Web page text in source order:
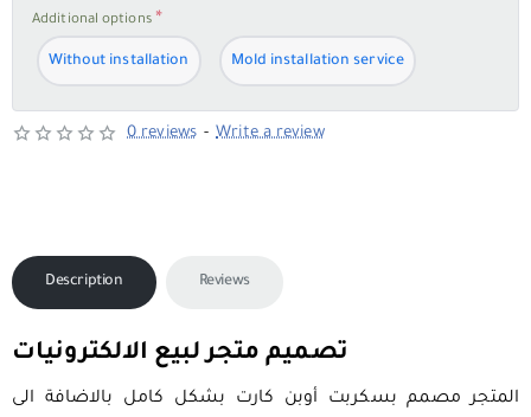
0 reviews - Write a review
Additional options
Without installation Mold installation service
Description Reviews
تصميم متجر لبيع الالكترونيات
المتجر مصمم بسكربت أوبن كارت بشكل كامل بالاضافة الى